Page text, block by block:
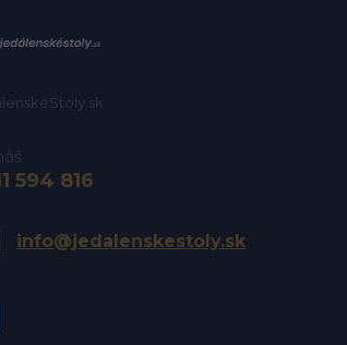
594 816
info@jedalenskestoly.sk